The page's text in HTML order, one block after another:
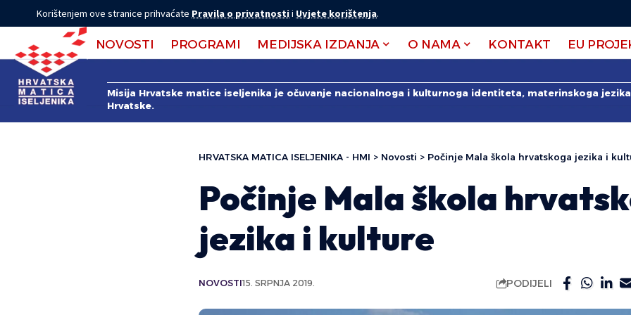
Korištenjem ove stranice prihvaćate Pravila o privatnostii Uvjete korištenja.
NOVOSTI PROGRAMI MEDIJSKA IZDANJA O NAMA KONTAKT EU
Misija Hrvatske matice iseljenika je očuvanje nacionalnoga i kulturnoga identiteta, materinskoga
Hrvatske.
HRVATSKA MATICA ISELJENIKA - HMI > Novosti > Počinje Mala škola hrvatskoga jezika i
Počinje Mala škola
jezika i kulture
NOVOSTI15. SRPNJA 2019. PODIJELI